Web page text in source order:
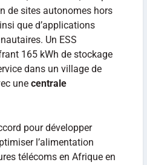
de sites autonomes hors
que d’applications
Un ESS
165 kWh de stockage
dans un village de
une centrale
pour développer
l’alimentation
télécoms en Afrique en